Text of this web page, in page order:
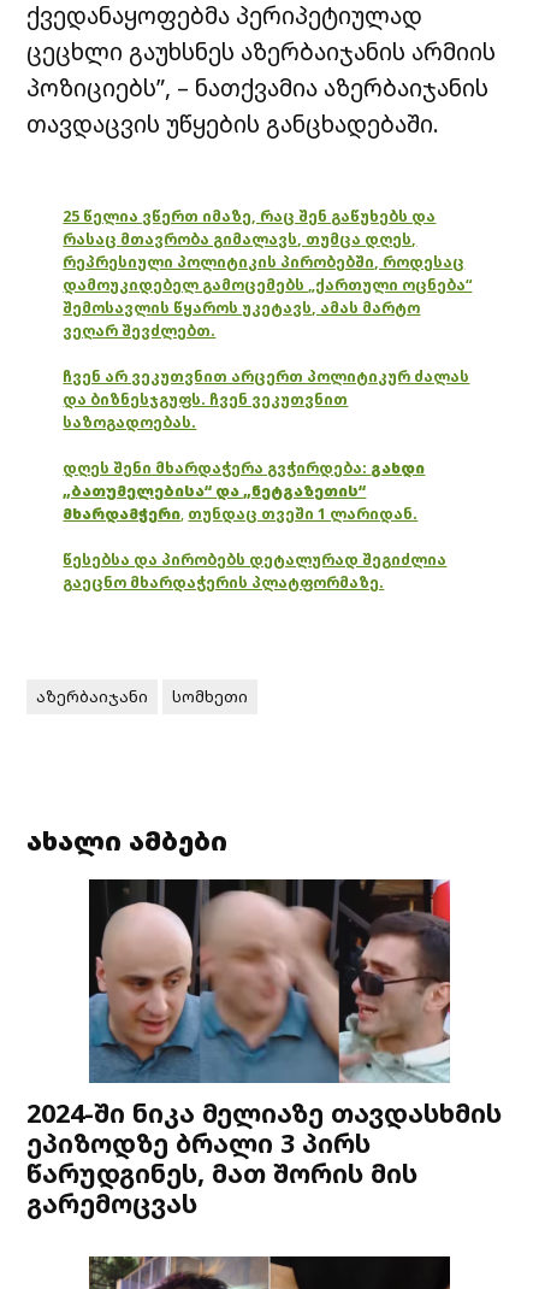
ქვედანაყოფებმა პერიპეტიულად
ცეცხლი გაუხსნეს აზერბაიჯანის არმიის
პოზიციებს”, – ნათქვამია აზერბაიჯანის
თავდაცვის უწყების განცხადებაში.
25 წელია ვწერთ იმაზე, რაც შენ გაწუხებს და
რასაც მთავრობა გიმალავს, თუმცა დღეს,
რეპრესიული პოლიტიკის პირობებში, როდესაც
დამოუკიდებელ გამოცემებს „ქართული ოცნება“
შემოსავლის წყაროს უკეტავს, ამას მარტო
ვეღარ შევძლებთ.
ჩვენ არ ვეკუთვნით არცერთ პოლიტიკურ ძალას
და ბიზნესჯგუფს. ჩვენ ვეკუთვნით
საზოგადოებას.
დღეს შენი მხარდაჭერა გვჭირდება: გახდი
„ბათუმელებისა“ და „ნეტგაზეთის“
მხარდამჭერი, თუნდაც თვეში 1 ლარიდან.
წესებსა და პირობებს დეტალურად შეგიძლია
გაეცნო მხარდაჭერის პლატფორმაზე.
აზერბაიჯანი სომხეთი
ახალი ამბები
2024-ში ნიკა მელიაზე თავდასხმის
ეპიზოდზე ბრალი 3 პირს
წარუდგინეს, მათ შორის მის
გარემოცვას